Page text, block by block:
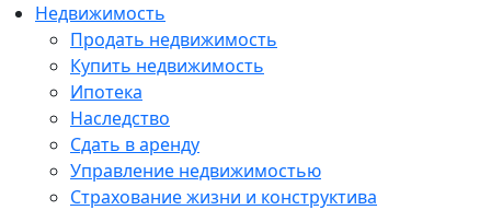
Недвижимость
Продать недвижимость
Купить недвижимость
Ипотека
Наследство
Сдать в аренду
Управление недвижимостью
Страхование жизни и конструктива